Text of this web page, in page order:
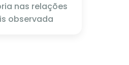
nas relações
observada